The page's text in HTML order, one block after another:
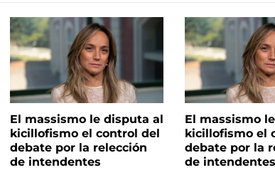
El massismo le disputa al
kicillofismo el control del
debate por la relección
de intendentes
El massismo
kicillofismo el
debate por la
de intendentes